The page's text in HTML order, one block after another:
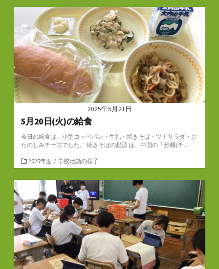
ゴ
ー
2025年5月21日
5月20日(火)の給食
今日の給食は、小型コッペパン・牛乳・焼きそば・ツナサラダ・お
たのしみチーズでした。 焼きそばの起源 は、中国の「炒麺(チ...
カ
テ
ゴ
ー
2025年度 / 学校活動の様子